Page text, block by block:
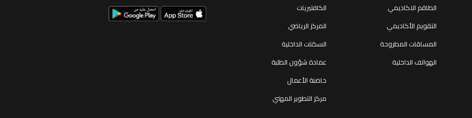
الطاقم الاكاديمي
التقويم الأكاديمي
المساقات المطروحة
الهواتف الداخلية
الكافتيريات
المركز الرياضي
السكنات الداخلية
عمادة شؤون الطلبة
حاضنة الأعمال
مركز التطوير المهني